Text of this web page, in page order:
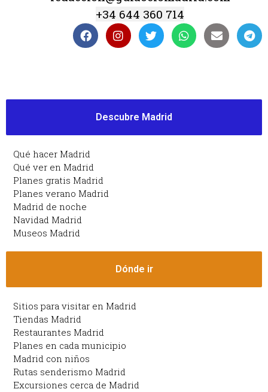
+34 644 360 714
Descubre Madrid
Qué hacer Madrid
Qué ver en Madrid
Planes gratis Madrid
Planes verano Madrid
Madrid de noche
Navidad Madrid
Museos Madrid
Dónde ir
Sitios para visitar en Madrid
Tiendas Madrid
Restaurantes Madrid
Planes en cada municipio
Madrid con niños
Rutas senderismo Madrid
Excursiones cerca de Madrid